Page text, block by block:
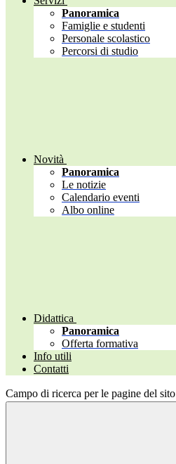
Panoramica
Famiglie e studenti
Personale scolastico
Percorsi di studio
Novità
Panoramica
Le notizie
Calendario eventi
Albo online
Didattica
Panoramica
Offerta formativa
Info utili
Contatti
Campo di ricerca per le pagine del sito